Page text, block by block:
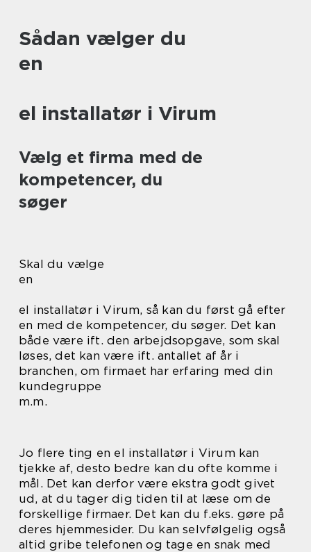
Sådan vælger du
en
el installatør i Virum
Vælg et firma med de
kompetencer, du
søger
Skal du vælge
en
el installatør i Virum, så kan du først gå efter
en med de kompetencer, du søger. Det kan
både være ift. den arbejdsopgave, som skal
løses, det kan være ift. antallet af år i
branchen, om firmaet har erfaring med din
kundegruppe
m.m.
Jo flere ting en el installatør i Virum kan
tjekke af, desto bedre kan du ofte komme i
mål. Det kan derfor være ekstra godt givet
ud, at du tager dig tiden til at læse om de
forskellige firmaer. Det kan du f.eks. gøre på
deres hjemmesider. Du kan selvfølgelig også
altid gribe telefonen og tage en snak med